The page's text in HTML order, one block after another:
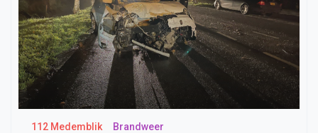
112 Medemblik Brandweer